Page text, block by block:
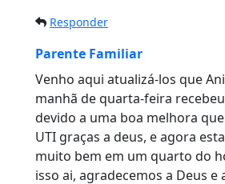
Responder
Parente Familiar
Venho aqui atualizá-los que
manhã de quarta-feira
devido a uma boa melhora
UTI graças a deus, e agora
muito bem em um quarto do
isso ai, agradecemos a Deus e